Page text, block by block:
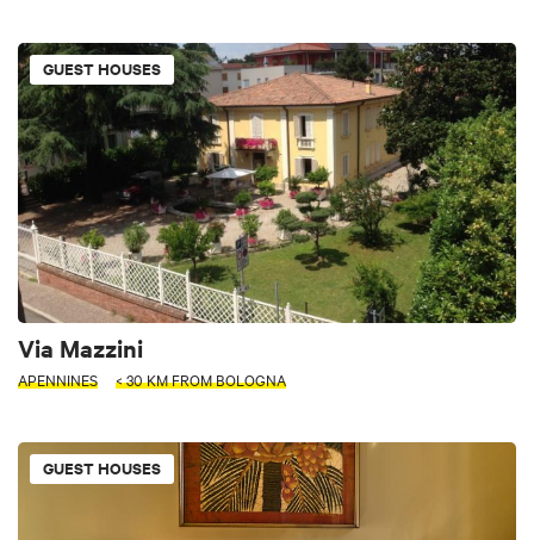
GUEST HOUSES
Via Mazzini
APENNINES < 30 KM FROM BOLOGNA
GUEST HOUSES